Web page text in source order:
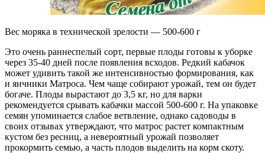
Вес моряка в технической зрелости — 500-600 г
Это очень раннеспелый сорт, первые плоды готовы к уборке
через 35-40 дней после появления всходов. Редкий кабачок
может удивить такой же интенсивностью формирования, как
и яичники Матроса. Чем чаще собирают урожай, тем он будет
богаче. Плоды вырастают до 3,5 кг, но для варки
рекомендуется срывать кабачки массой 500-600 г. На упаковке
семян упоминается слабое ветвление, однако садоводы в
своих отзывах утверждают, что матрос растет компактным
кустом без ресниц, а невероятный урожай позволяет
прокормить семью, а часть плодов выделить на корм скоту.